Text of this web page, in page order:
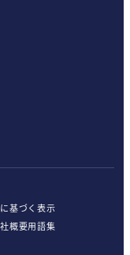
基づく表示
概要用語集